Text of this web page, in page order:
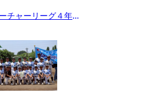
チャーリーグ４年生